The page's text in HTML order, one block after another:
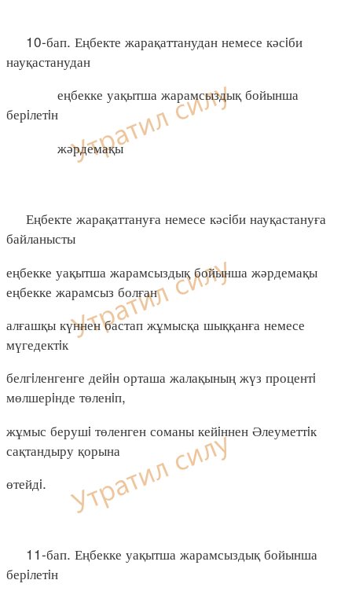
10-бап. Еңбекте жарақаттанудан немесе кәсiби
науқастанудан
еңбекке уақытша жарамсыздық бойынша
берiлетiн
жәрдемақы
Еңбекте жарақаттануға немесе кәсiби науқастануға
байланысты
еңбекке уақытша жарамсыздық бойынша жәрдемақы
еңбекке жарамсыз болған
алғашқы күннен бастап жұмысқа шыққанға немесе
мүгедектiк
белгiленгенге дейiн орташа жалақының жүз процентi
мөлшерiнде төленiп,
жұмыс берушi төленген соманы кейiннен Әлеуметтiк
сақтандыру қорына
өтейдi.
11-бап. Еңбекке уақытша жарамсыздық бойынша
берiлетiн